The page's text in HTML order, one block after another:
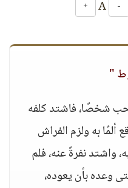
-
+
"
شخصًا، فاشتد كلفه
به ولزم الفراش
واشتد نفرةً عنه، فلم
وعده بأن يعوده،